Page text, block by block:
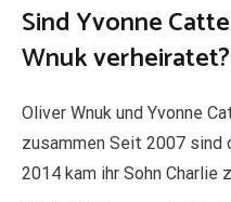
Sind Yvonne
Wnuk verheiratet?
Oliver Wnuk und Yvonne
zusammen Seit 2007 sind
2014 kam ihr Sohn Charlie